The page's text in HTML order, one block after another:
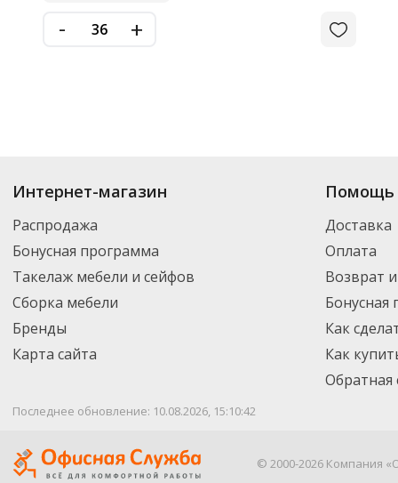
- +
Интернет-магазин
Распродажа
Бонусная программа
Такелаж мебели и сейфов
Сборка мебели
Бренды
Карта сайта
Помощь
Доставка
Оплата
Возврат
Бонусная
Как
Как
Обратная
Последнее обновление: 10.08.2026, 15:10:42
© 2000-2026 Компания